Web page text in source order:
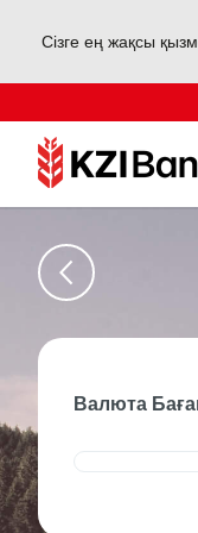
Сізге ең жақсы
Валюта